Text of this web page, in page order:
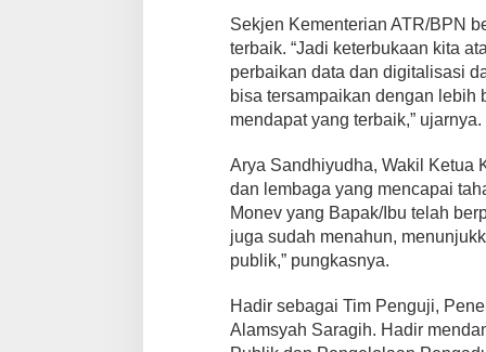
Sekjen Kementerian ATR/BPN
terbaik. “Jadi keterbukaan kita
perbaikan data dan digitalisasi
bisa tersampaikan dengan lebih
mendapat yang terbaik,” ujarnya.
Arya Sandhiyudha, Wakil Ketua
dan lembaga yang mencapai
Monev yang Bapak/Ibu telah
juga sudah menahun,
publik,” pungkasnya.
Hadir sebagai Tim Penguji,
Alamsyah Saragih. Hadir